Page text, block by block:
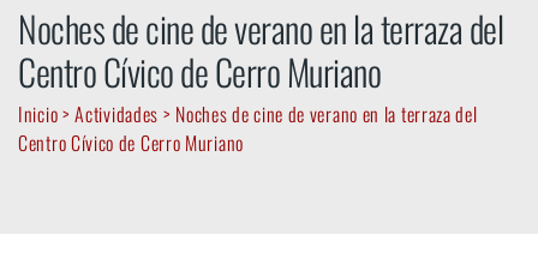
Noches de cine de verano en la terraza del
Centro Cívico de Cerro Muriano
Inicio>Actividades > Noches de cine de verano en la terraza del
Centro Cívico de Cerro Muriano